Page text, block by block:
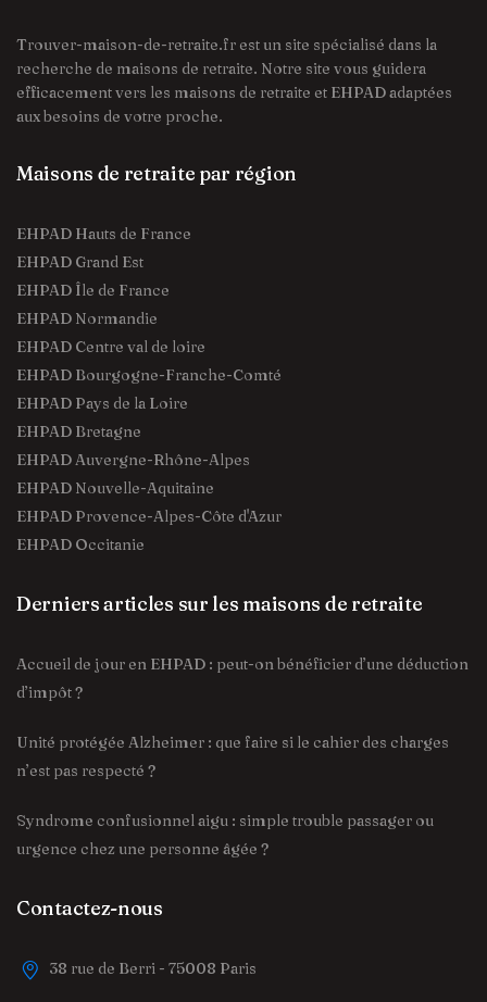
Trouver-maison-de-retraite.fr est un site spécialisé dans la
recherche de maisons de retraite. Notre site vous guidera
efficacement vers les maisons de retraite et EHPAD adaptées
aux besoins de votre proche.
Maisons de retraite par région
EHPAD Hauts de France
EHPAD Grand Est
EHPAD Île de France
EHPAD Normandie
EHPAD Centre val de loire
EHPAD Bourgogne-Franche-Comté
EHPAD Pays de la Loire
EHPAD Bretagne
EHPAD Auvergne-Rhône-Alpes
EHPAD Nouvelle-Aquitaine
EHPAD Provence-Alpes-Côte d'Azur
EHPAD Occitanie
Derniers articles sur les maisons de retraite
Accueil de jour en EHPAD : peut-on bénéficier d’une déduction
d’impôt ?
Unité protégée Alzheimer : que faire si le cahier des charges
n’est pas respecté ?
Syndrome confusionnel aigu : simple trouble passager ou
urgence chez une personne âgée ?
Contactez-nous
38 rue de Berri - 75008 Paris